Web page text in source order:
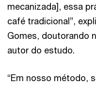
mecanizada], essa
café tradicional”,
Gomes, doutorando
autor do estudo.
“Em nosso método,